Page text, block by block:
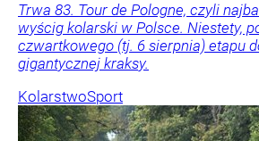
Trwa 83. Tour de Pologne, czyli
wyścig kolarski w Polsce. Niestety,
czwartkowego (tj. 6 sierpnia) etapu
gigantycznej kraksy.
KolarstwoSport